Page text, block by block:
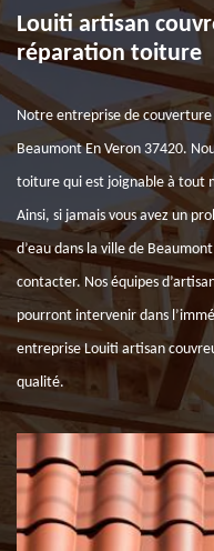
Louiti artisan
réparation toiture
Notre entreprise de
Beaumont En Veron 37420.
toiture qui est joignable à tout
Ainsi, si jamais vous avez un
d’eau dans la ville de
contacter. Nos équipes
pourront intervenir dans
entreprise Louiti artisan
qualité.